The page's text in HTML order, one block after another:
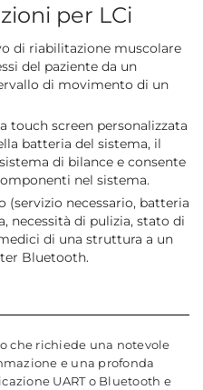
per LCi
di riabilitazione muscolare
del paziente da un
di movimento di un
touch screen personalizzata
batteria del sistema, il
di bilance e consente
nel sistema.
(servizio necessario, batteria
necessità di pulizia, stato di
di una struttura a un
Bluetooth.
che richiede una notevole
e una profonda
UART o Bluetooth e